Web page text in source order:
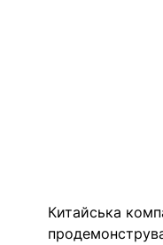
Китайська